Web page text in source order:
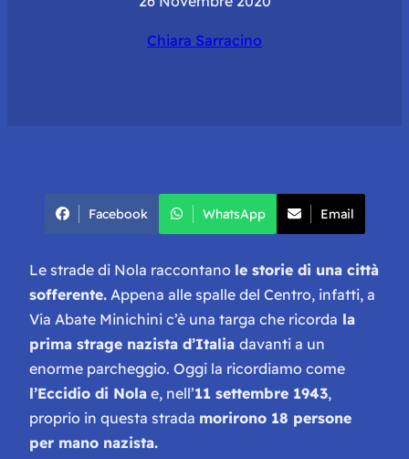
Chiara Sarracino
Facebook WhatsApp Email
Le strade di Nola raccontano le storie di una città
sofferente. Appena alle spalle del Centro, infatti, a
Via Abate Minichini c’è una targa che ricorda la
prima strage nazista d’Italia davanti a un
enorme parcheggio. Oggi la ricordiamo come
l’Eccidio di Nola e, nell’11 settembre 1943,
proprio in questa strada morirono 18 persone
per mano nazista.